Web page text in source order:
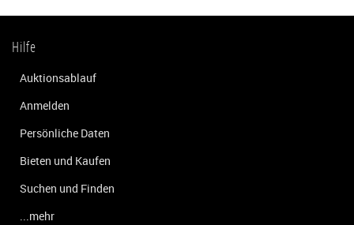
Hilfe
Auktionsablauf
Anmelden
Persönliche Daten
Bieten und Kaufen
Suchen und Finden
...mehr